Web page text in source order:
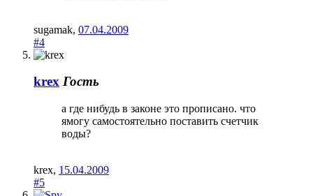
sugamak, 07.04.2009
#4
krex Гость
а где нибудь в законе это прописано. что
ямогу самостоятельно поставить счетчик
воды?
krex, 15.04.2009
#5